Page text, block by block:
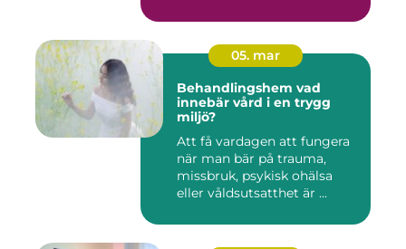
05. mar
Behandlingshem vad
innebär vård i en trygg
miljö?
Att få vardagen att fungera
när man bär på trauma,
missbruk, psykisk ohälsa
eller våldsutsatthet är ...